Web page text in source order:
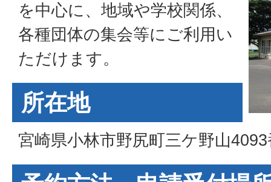
を中心に、地域や学校関係、
各種団体の集会等にご利用い
ただけます。
所在地
宮崎県小林市野尻町三ケ野山